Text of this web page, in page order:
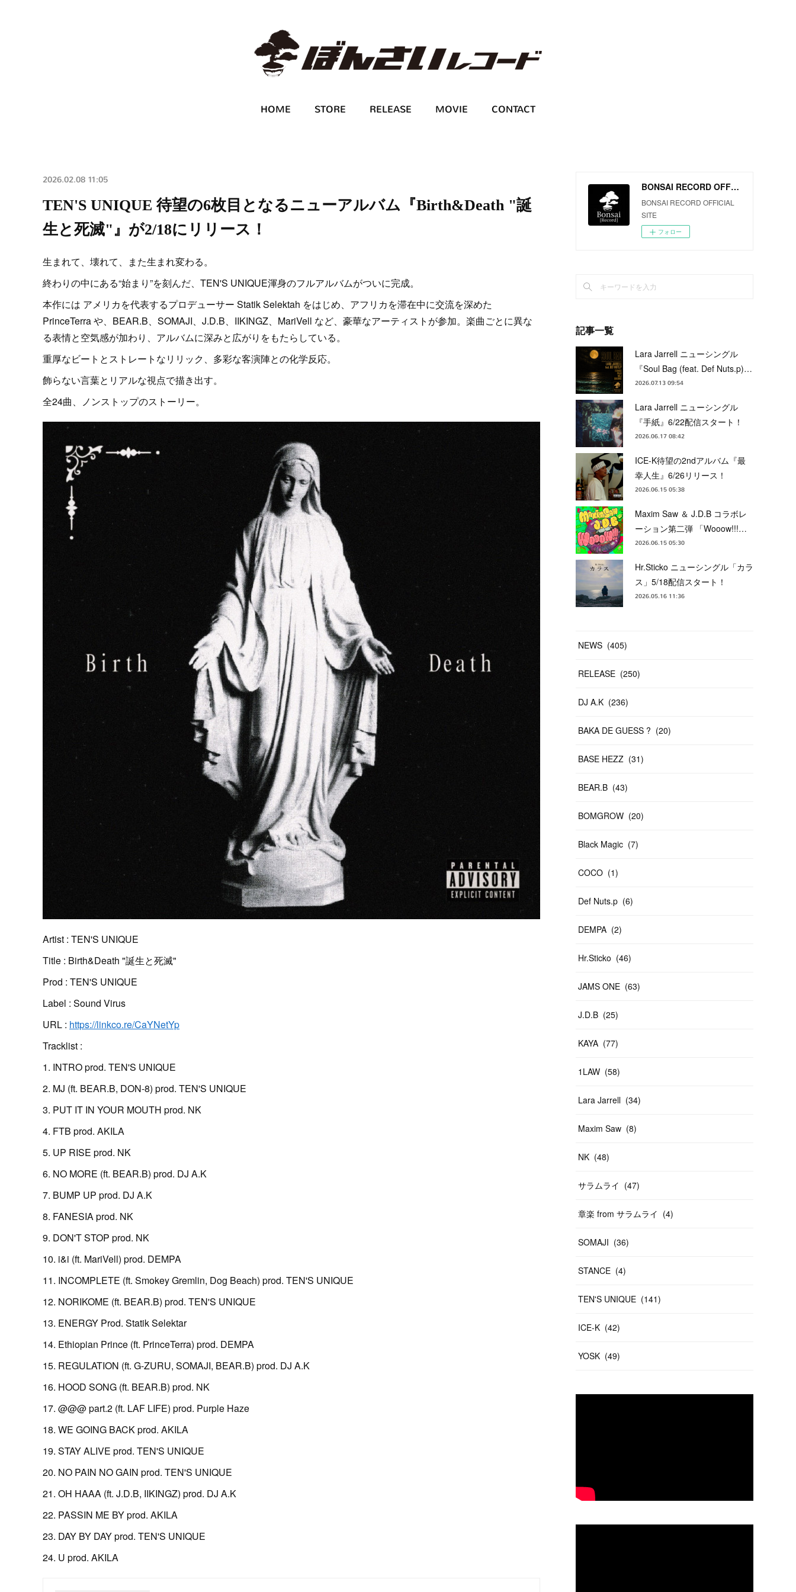
HOME STORE RELEASE MOVIE CONTACT
2026.02.08 11:05
TEN'S UNIQUE 待望の6枚目となるニューアルバム『Birth&Death "誕
生と死滅"』が2/18にリリース！
生まれて、壊れて、また生まれ変わる。
終わりの中にある“始まり”を刻んだ、TEN'S UNIQUE渾身のフルアルバムがついに完成。
本作には アメリカを代表するプロデューサー Statik Selektah をはじめ、アフリカを滞在中に交流を深めた
PrinceTerra や、BEAR.B、SOMAJI、J.D.B、IIKINGZ、MariVell など、豪華なアーティストが参加。楽曲ごとに異な
る表情と空気感が加わり、アルバムに深みと広がりをもたらしている。
重厚なビートとストレートなリリック、多彩な客演陣との化学反応。
飾らない言葉とリアルな視点で描き出す。
全24曲、ノンストップのストーリー。
Artist : TEN'S UNIQUE
Title : Birth&Death "誕生と死滅"
Prod : TEN'S UNIQUE
Label : Sound Virus
URL : https://linkco.re/CaYNetYp
Tracklist :
1. INTRO prod. TEN'S UNIQUE
2. MJ (ft. BEAR.B, DON-8) prod. TEN'S UNIQUE
3. PUT IT IN YOUR MOUTH prod. NK
4. FTB prod. AKILA
5. UP RISE prod. NK
6. NO MORE (ft. BEAR.B) prod. DJ A.K
7. BUMP UP prod. DJ A.K
8. FANESIA prod. NK
9. DON'T STOP prod. NK
10. i&i (ft. MariVell) prod. DEMPA
11. INCOMPLETE (ft. Smokey Gremlin, Dog Beach) prod. TEN'S UNIQUE
12. NORIKOME (ft. BEAR.B) prod. TEN'S UNIQUE
13. ENERGY Prod. Statik Selektar
14. Ethiopian Prince (ft. PrinceTerra) prod. DEMPA
15. REGULATION (ft. G-ZURU, SOMAJI, BEAR.B) prod. DJ A.K
16. HOOD SONG (ft. BEAR.B) prod. NK
17. @@@ part.2 (ft. LAF LIFE) prod. Purple Haze
18. WE GOING BACK prod. AKILA
19. STAY ALIVE prod. TEN'S UNIQUE
20. NO PAIN NO GAIN prod. TEN'S UNIQUE
21. OH HAAA (ft. J.D.B, IIKINGZ) prod. DJ A.K
22. PASSIN ME BY prod. AKILA
23. DAY BY DAY prod. TEN'S UNIQUE
24. U prod. AKILA
BONSAI RECORD OFFICIAL SITE
BONSAI RECORD OFFICIAL
SITE
フォロー
記事一覧
Lara Jarrell ニューシングル
『Soul Bag (feat. Def Nuts.p)…
2026.07.13 09:54
Lara Jarrell ニューシングル
『手紙』6/22配信スタート！
2026.06.17 08:42
ICE-K待望の2ndアルバム『最
幸人生』6/26リリース！
2026.06.15 05:38
Maxim Saw ＆ J.D.B コラボレ
ーション第二弾 「Wooow!!!…
2026.06.15 05:30
Hr.Sticko ニューシングル「カラ
ス」5/18配信スタート！
2026.05.16 11:36
NEWS (405)
RELEASE (250)
DJ A.K (236)
BAKA DE GUESS ? (20)
BASE HEZZ (31)
BEAR.B (43)
BOMGROW (20)
Black Magic (7)
COCO (1)
Def Nuts.p (6)
DEMPA (2)
Hr.Sticko (46)
JAMS ONE (63)
J.D.B (25)
KAYA (77)
1LAW (58)
Lara Jarrell (34)
Maxim Saw (8)
NK (48)
サラムライ (47)
章楽 from サラムライ (4)
SOMAJI (36)
STANCE (4)
TEN'S UNIQUE (141)
ICE-K (42)
YOSK (49)